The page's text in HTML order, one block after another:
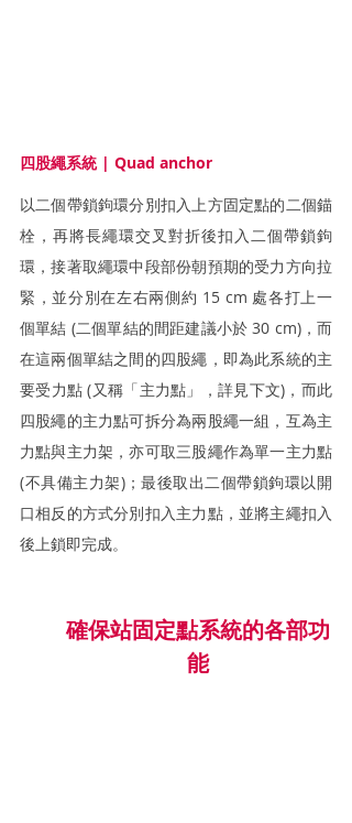
四股繩系統 | Quad anchor
以二個帶鎖鉤環分別扣入上方固定點的二個錨
栓，再將長繩環交叉對折後扣入二個帶鎖鉤
環，接著取繩環中段部份朝預期的受力方向拉
緊，並分別在左右兩側約 15 cm 處各打上一
個單結 (二個單結的間距建議小於 30 cm)，而
在這兩個單結之間的四股繩，即為此系統的主
要受力點 (又稱「主力點」，詳見下文)，而此
四股繩的主力點可拆分為兩股繩一組，互為主
力點與主力架，亦可取三股繩作為單一主力點
(不具備主力架)；最後取出二個帶鎖鉤環以開
口相反的方式分別扣入主力點，並將主繩扣入
後上鎖即完成。
確保站固定點系統的各部功
能